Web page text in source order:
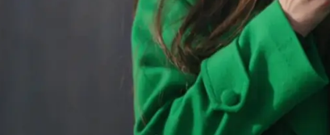
WhatsappFacebook
X
Niyazi podía ser la persona
en el asesinato de Engin y hasta él empieza